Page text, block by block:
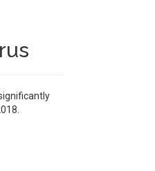
significantly